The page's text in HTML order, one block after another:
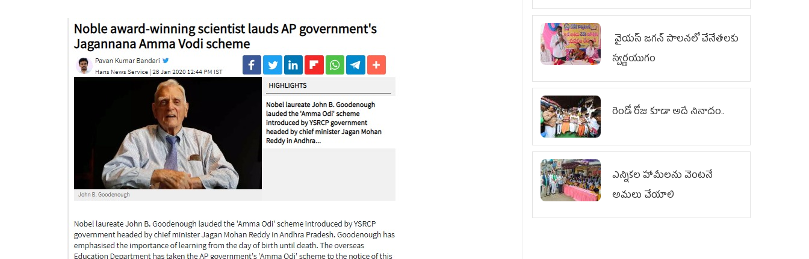
వైయ‌స్ జగన్ పాలనలో చేనేతలకు
స్వర్ణయుగం
రెండో రోజు కూడా అదే నినాదం..
ఎన్నికల హామీలను వెంటనే
అమలు చేయాలి